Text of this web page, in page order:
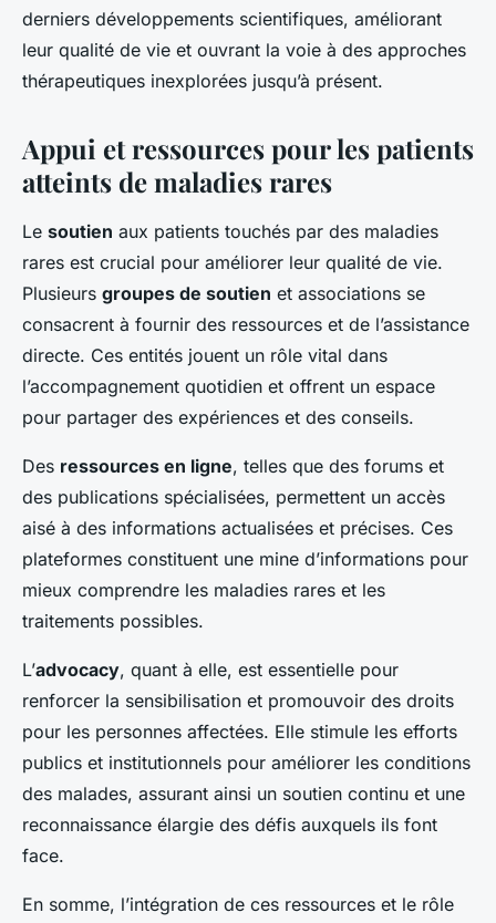
derniers développements scientifiques, améliorant
leur qualité de vie et ouvrant la voie à des approches
thérapeutiques inexplorées jusqu’à présent.
Appui et ressources pour les patients
atteints de maladies rares
Le soutien aux patients touchés par des maladies
rares est crucial pour améliorer leur qualité de vie.
Plusieurs groupes de soutien et associations se
consacrent à fournir des ressources et de l’assistance
directe. Ces entités jouent un rôle vital dans
l’accompagnement quotidien et offrent un espace
pour partager des expériences et des conseils.
Des ressources en ligne, telles que des forums et
des publications spécialisées, permettent un accès
aisé à des informations actualisées et précises. Ces
plateformes constituent une mine d’informations pour
mieux comprendre les maladies rares et les
traitements possibles.
L’advocacy, quant à elle, est essentielle pour
renforcer la sensibilisation et promouvoir des droits
pour les personnes affectées. Elle stimule les efforts
publics et institutionnels pour améliorer les conditions
des malades, assurant ainsi un soutien continu et une
reconnaissance élargie des défis auxquels ils font
face.
En somme, l’intégration de ces ressources et le rôle